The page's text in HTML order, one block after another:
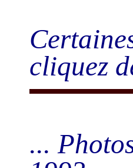
cliquez
...